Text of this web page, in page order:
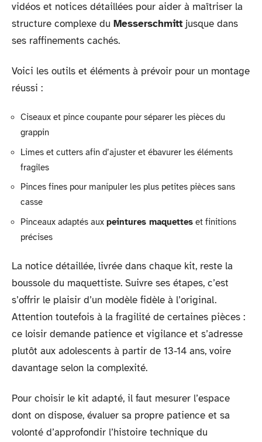
vidéos et notices détaillées pour aider à maîtriser la
structure complexe du Messerschmitt jusque dans
ses raffinements cachés.
Voici les outils et éléments à prévoir pour un montage
réussi :
Ciseaux et pince coupante pour séparer les pièces du
grappin
Limes et cutters afin d’ajuster et ébavurer les éléments
fragiles
Pinces fines pour manipuler les plus petites pièces sans
casse
Pinceaux adaptés aux peintures maquettes et finitions
précises
La notice détaillée, livrée dans chaque kit, reste la
boussole du maquettiste. Suivre ses étapes, c’est
s’offrir le plaisir d’un modèle fidèle à l’original.
Attention toutefois à la fragilité de certaines pièces :
ce loisir demande patience et vigilance et s’adresse
plutôt aux adolescents à partir de 13-14 ans, voire
davantage selon la complexité.
Pour choisir le kit adapté, il faut mesurer l’espace
dont on dispose, évaluer sa propre patience et sa
volonté d’approfondir l’histoire technique du